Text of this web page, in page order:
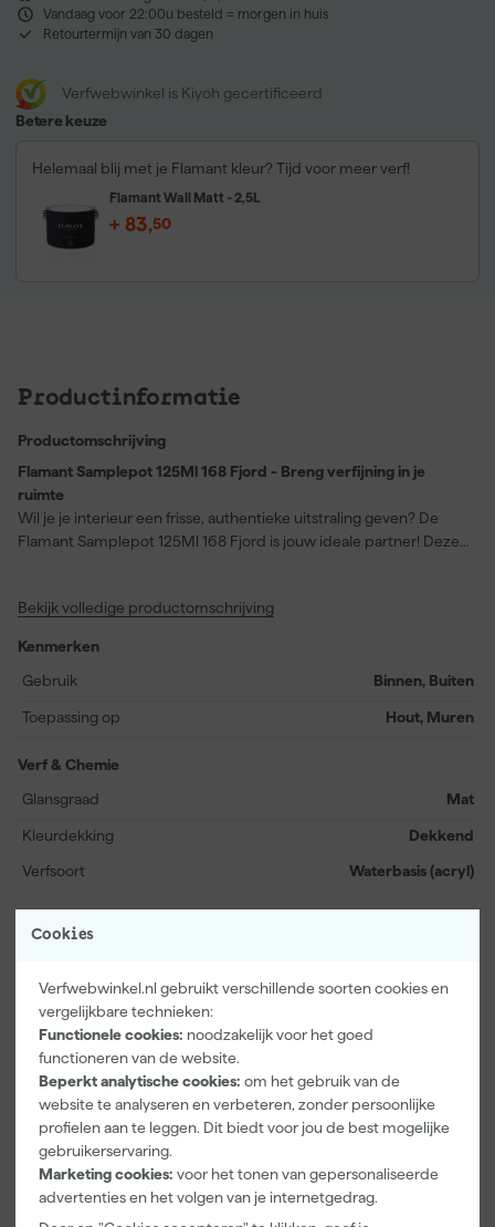
Cookies
Verfwebwinkel.nl gebruikt verschillende soorten cookies en
vergelijkbare technieken:
Functionele cookies: noodzakelijk voor het goed
functioneren van de website.
Beperkt analytische cookies: om het gebruik van de
website te analyseren en verbeteren, zonder persoonlijke
profielen aan te leggen. Dit biedt voor jou de best mogelijke
gebruikerservaring.
Marketing cookies: voor het tonen van gepersonaliseerde
advertenties en het volgen van je internetgedrag.
Vandaag voor 22:00u besteld = morgen in huis
Retourtermijn van 30 dagen
Verfwebwinkel is Kiyoh gecertificeerd
Betere keuze
Helemaal blij met je Flamant kleur? Tijd voor meer verf!
Flamant Wall Matt - 2,5L
+ 83,50
Productinformatie
Productomschrijving
Flamant Samplepot 125Ml 168 Fjord - Breng verfijning in je
ruimte
Wil je je interieur een frisse, authentieke uitstraling geven? De
Flamant Samplepot 125Ml 168 Fjord is jouw ideale partner! Deze
eenvoudig testen of deze serene, rustieke kleur bij jouw stijl past,
enkele muur wil laten spreken of een groot project plant, met
Flamant proef je altijd van topkwaliteit en veelzijdigheid. De
kleurdiepte, maar ook eenvoudige aanbrengwijze — ideaal voor
Bekijk volledige productomschrijving
Kenmerken
Gebruik
Binnen, Buiten
Toepassing op Hout, Muren
Verf & Chemie
Glansgraad
Mat
Kleurdekking Dekkend
Verfsoort Waterbasis (acryl)
Vaak gekocht met